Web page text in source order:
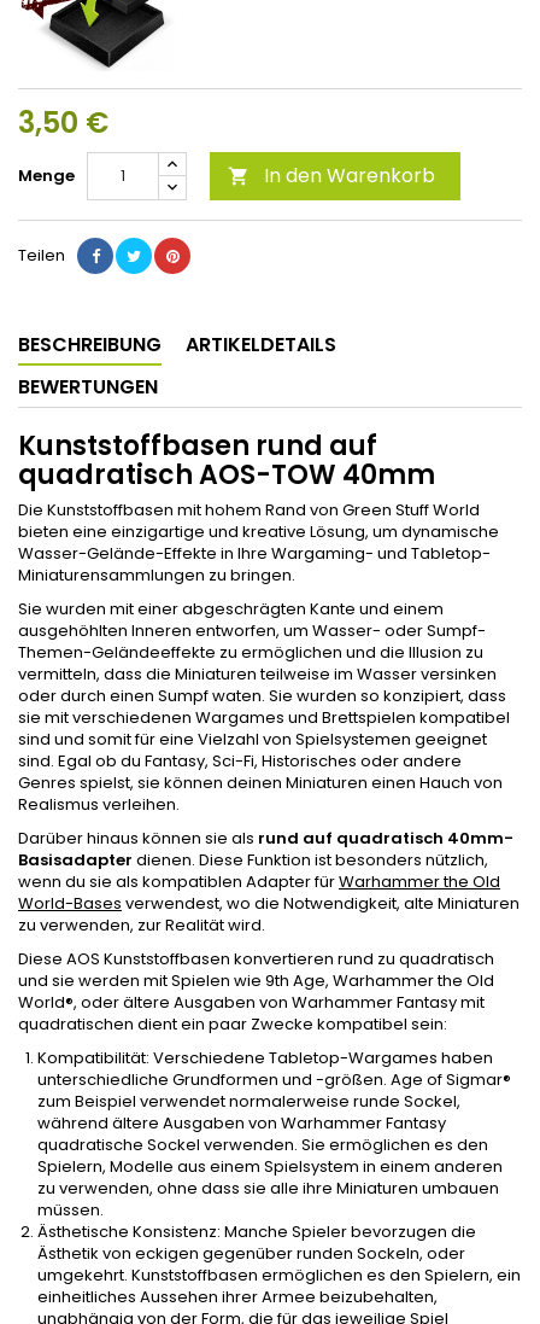
3,50 €
Menge  In den Warenkorb
Teilen
BESCHREIBUNG
ARTIKELDETAILS
BEWERTUNGEN
Kunststoffbasen rund auf
quadratisch AOS-TOW 40mm
Die Kunststoffbasen mit hohem Rand von Green Stuff World
bieten eine einzigartige und kreative Lösung, um dynamische
Wasser-Gelände-Effekte in Ihre Wargaming- und Tabletop-
Miniaturensammlungen zu bringen.
Sie wurden mit einer abgeschrägten Kante und einem
ausgehöhlten Inneren entworfen, um Wasser- oder Sumpf-
Themen-Geländeeffekte zu ermöglichen und die Illusion zu
vermitteln, dass die Miniaturen teilweise im Wasser versinken
oder durch einen Sumpf waten. Sie wurden so konzipiert, dass
sie mit verschiedenen Wargames und Brettspielen kompatibel
sind und somit für eine Vielzahl von Spielsystemen geeignet
sind. Egal ob du Fantasy, Sci-Fi, Historisches oder andere
Genres spielst, sie können deinen Miniaturen einen Hauch von
Realismus verleihen.
Darüber hinaus können sie als rund auf quadratisch 40mm-
Basisadapter dienen. Diese Funktion ist besonders nützlich,
wenn du sie als kompatiblen Adapter fürWarhammer the Old
World-Bases verwendest, wo die Notwendigkeit, alte Miniaturen
zu verwenden, zur Realität wird.
Diese AOS Kunststoffbasen konvertieren rund zu quadratisch
und sie werden mit Spielen wie 9th Age, Warhammer the Old
World®, oder ältere Ausgaben von Warhammer Fantasy mit
quadratischen dient ein paar Zwecke kompatibel sein:
Kompatibilität: Verschiedene Tabletop-Wargames haben
unterschiedliche Grundformen und -größen. Age of Sigmar®
zum Beispiel verwendet normalerweise runde Sockel,
während ältere Ausgaben von Warhammer Fantasy
quadratische Sockel verwenden. Sie ermöglichen es den
Spielern, Modelle aus einem Spielsystem in einem anderen
zu verwenden, ohne dass sie alle ihre Miniaturen umbauen
müssen.
Ästhetische Konsistenz: Manche Spieler bevorzugen die
Ästhetik von eckigen gegenüber runden Sockeln, oder
umgekehrt. Kunststoffbasen ermöglichen es den Spielern, ein
einheitliches Aussehen ihrer Armee beizubehalten,
unabhängig von der Form, die für das jeweilige Spiel